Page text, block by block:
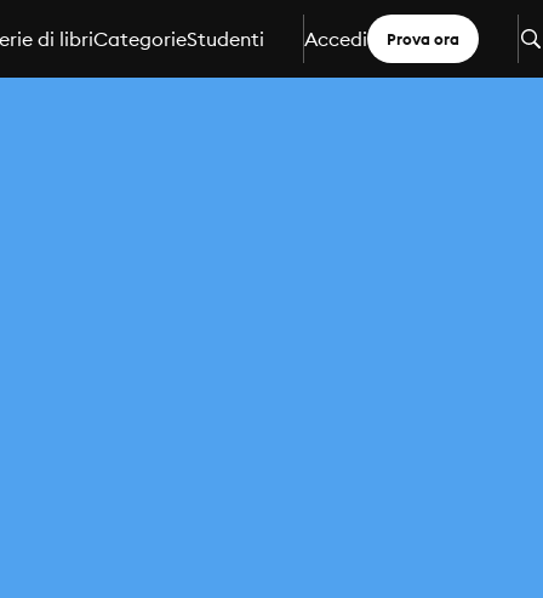
di libriCategorieStudenti Accedi Prova ora